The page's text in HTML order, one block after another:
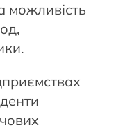
можливість